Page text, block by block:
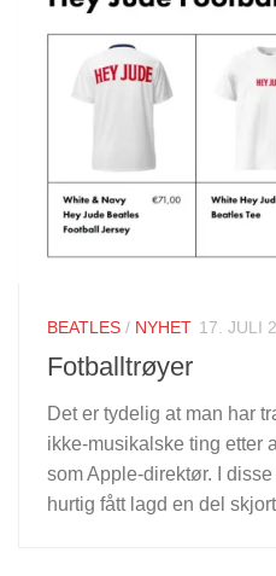
BEATLES / NYHET 17. JULI
Fotballtrøyer
Det er tydelig at man har
ikke-musikalske ting etter
som Apple-direktør. I
hurtig fått lagd en del